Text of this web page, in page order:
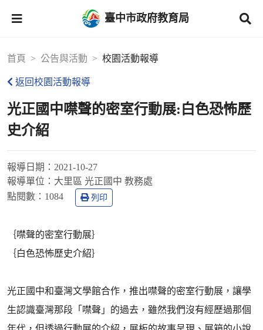
臺中市政府教育局
首頁 公告與活動 校園活動報導
返回校園活動報導
光正國中噤聲的密室行動展:白色恐怖歷
史介紹
報導日期： 2021-10-27
報導單位： 大里區 光正國中 教務處
點閱數： 1084 列印
｛噤聲的密室行動展｝
｛白色恐怖歷史介紹｝
光正國中和臺灣文學館合作，推出噤聲的密室行動展，讓學
生認識臺灣那段「噤聲」的過去，雖然我們沒有經歷過那個